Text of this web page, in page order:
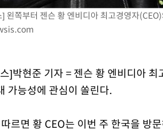
왼쪽부터 젠슨 황 엔비디아 최고경영자
]박현준 기자 = 젠슨 황 엔비디아
가능성에 관심이 쏠린다.
르면 황 CEO는 이번 주 한국을 방